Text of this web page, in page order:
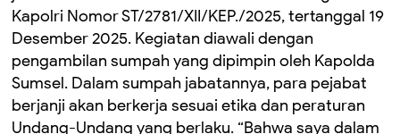
Kapolri Nomor ST/2781/XII/KEP./2025, tertanggal 19
Desember 2025. Kegiatan diawali dengan
pengambilan sumpah yang dipimpin oleh Kapolda
Sumsel. Dalam sumpah jabatannya, para pejabat
berjanji akan berkerja sesuai etika dan peraturan
Undang-Undang yang berlaku. “Bahwa saya dalam